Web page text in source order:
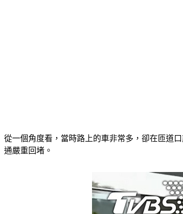
從一個角度看，當時路上的車非常多，卻在匝道
通嚴重回堵。